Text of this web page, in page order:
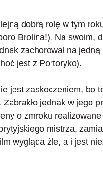
dobrą rolę w tym
Brolina!). Na swoim,
zachorował na jedną
jest z Portoryko).
jest zaskoczeniem, bo
jednak w jego
o zmroku
mistrza,
wygląda źle, a i jest